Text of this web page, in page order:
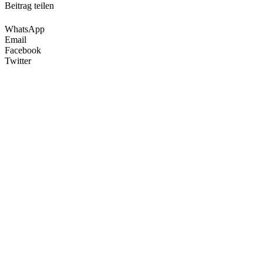
Beitrag teilen
WhatsApp
Email
Facebook
Twitter